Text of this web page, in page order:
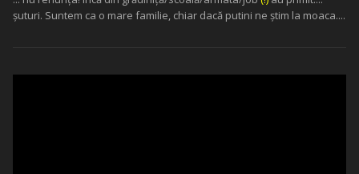
șuturi. Suntem ca o mare familie, chiar dacă putini ne știm la moaca....